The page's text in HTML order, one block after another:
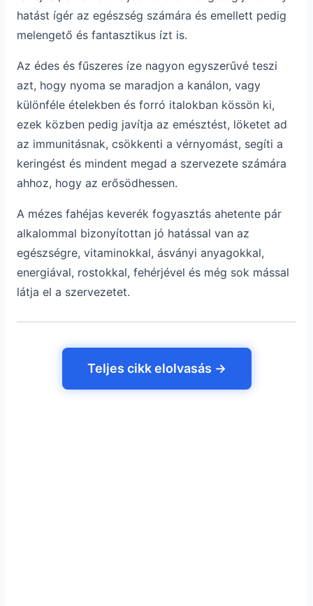
hatást ígér az egészség számára és emellett pedig
melengető és fantasztikus ízt is.
Az édes és fűszeres íze nagyon egyszerűvé teszi
azt, hogy nyoma se maradjon a kanálon, vagy
különféle ételekben és forró italokban kössön ki,
ezek közben pedig javítja az emésztést, löketet ad
az immunitásnak, csökkenti a vérnyomást, segíti a
keringést és mindent megad a szervezete számára
ahhoz, hogy az erősödhessen.
A mézes fahéjas keverék fogyasztás ahetente pár
alkalommal bizonyítottan jó hatással van az
egészségre, vitaminokkal, ásványi anyagokkal,
energiával, rostokkal, fehérjével és még sok mással
látja el a szervezetet.
Teljes cikk elolvasás →